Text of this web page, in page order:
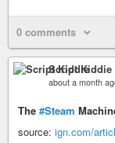
0 comments
Script Kiddie
about a month
The #Steam
source: ign.com/